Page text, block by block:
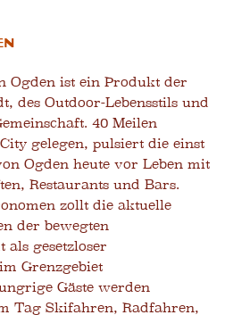
Ogden ist ein Produkt der
des Outdoor-Lebensstils und
40 Meilen
gelegen, pulsiert die einst
Ogden heute vor Leben mit
Restaurants und Bars.
zollt die aktuelle
der bewegten
als gesetzloser
Grenzgebiet
Gäste werden
Tag Skifahren, Radfahren,